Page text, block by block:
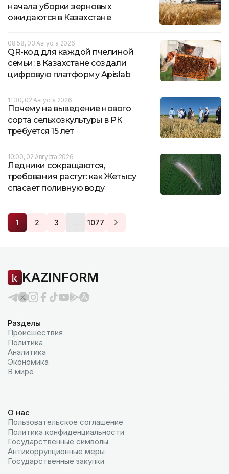
начала уборки зерновых
ожидаются в Казахстане
08:58, 03 Августа 2026
QR-код для каждой пчелиной
семьи: в Казахстане создали
цифровую платформу Apislab
11:30, 02 Августа 2026
Почему на выведение нового
сорта сельхозкультуры в РК
требуется 15 лет
10:00, 02 Августа 2026
Ледники сокращаются,
требования растут: как Жетысу
спасает поливную воду
1 2 3 … 1077
KAZINFORM
Разделы
Происшествия
Политика
Аналитика
Экономика
В мире
О нас
Пользовательское соглашение
Политика конфиденциальности
Государственные символы
Антикоррупционные меры
Государственные закупки